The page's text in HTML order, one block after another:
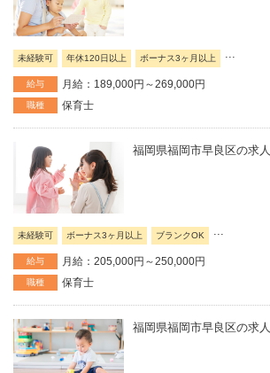
未経験可 年休120日以上 ボーナス3ヶ月以上 ...
給与 月給：189,000円～269,000円
職種 保育士
福岡県福岡市早良区の求人
未経験可 ボーナス3ヶ月以上 ブランクOK
給与 月給：205,000円～250,000円
職種 保育士
福岡県福岡市早良区の求人